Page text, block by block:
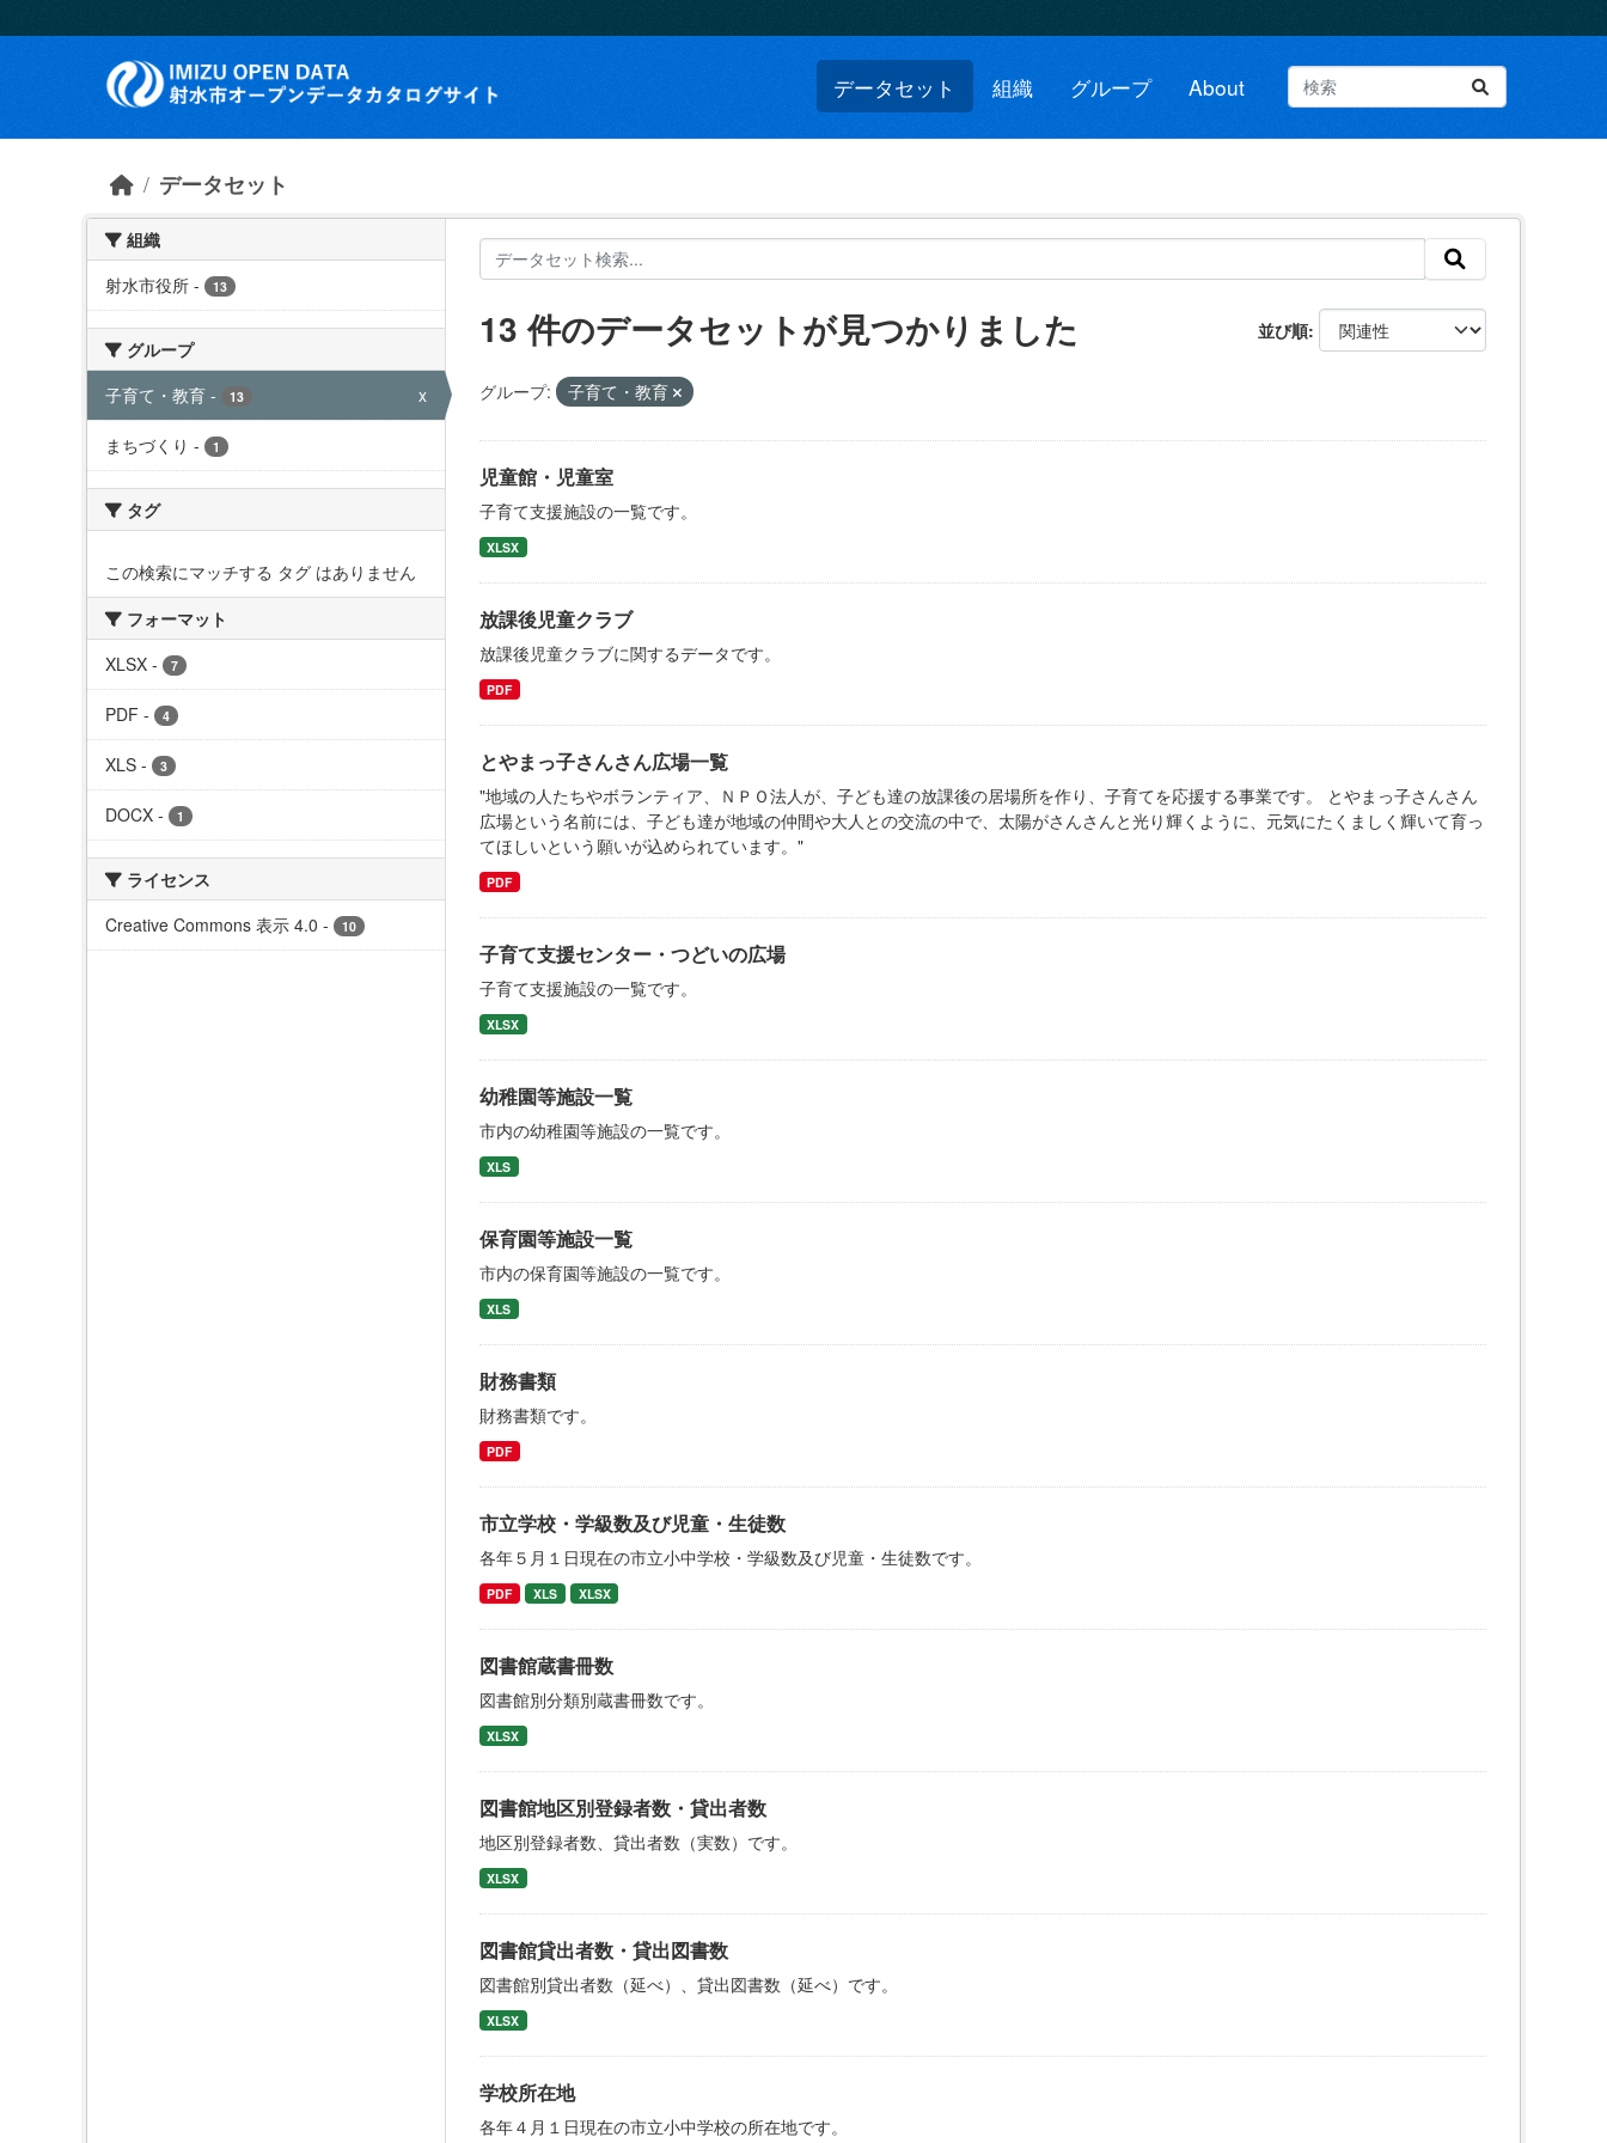
データセット 組織 グループ About
データセット
組織
射水市役所 - 13
グループ
子育て・教育 - 13 x
まちづくり - 1
タグ
この検索にマッチする タグ はありません
フォーマット
XLSX - 7
PDF - 4
XLS - 3
DOCX - 1
ライセンス
Creative Commons 表示 4.0 - 10
並び順
13 件のデータセットが見つかりました
グループ: 子育て・教育
児童館・児童室
子育て支援施設の一覧です。
XLSX
放課後児童クラブ
放課後児童クラブに関するデータです。
PDF
とやまっ子さんさん広場一覧
"地域の人たちやボランティア、ＮＰＯ法人が、子ども達の放課後の居場所を作り、子育てを応援する事業です。 とやまっ子さんさん
広場という名前には、子ども達が地域の仲間や大人との交流の中で、太陽がさんさんと光り輝くように、元気にたくましく輝いて育っ
てほしいという願いが込められています。"
PDF
子育て支援センター・つどいの広場
子育て支援施設の一覧です。
XLSX
幼稚園等施設一覧
市内の幼稚園等施設の一覧です。
XLS
保育園等施設一覧
市内の保育園等施設の一覧です。
XLS
財務書類
財務書類です。
PDF
市立学校・学級数及び児童・生徒数
各年５月１日現在の市立小中学校・学級数及び児童・生徒数です。
PDF XLS XLSX
図書館蔵書冊数
図書館別分類別蔵書冊数です。
XLSX
図書館地区別登録者数・貸出者数
地区別登録者数、貸出者数（実数）です。
XLSX
図書館貸出者数・貸出図書数
図書館別貸出者数（延べ）、貸出図書数（延べ）です。
XLSX
学校所在地
各年４月１日現在の市立小中学校の所在地です。